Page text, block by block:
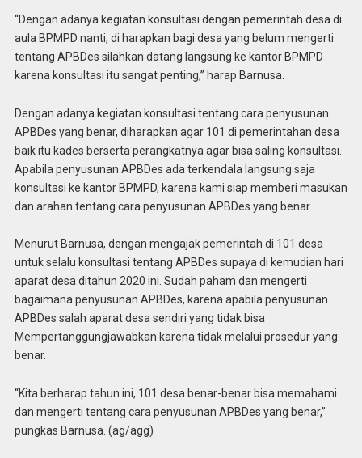
“Dengan adanya kegiatan konsultasi dengan pemerintah desa di
aula BPMPD nanti, di harapkan bagi desa yang belum mengerti
tentang APBDes silahkan datang langsung ke kantor BPMPD
karena konsultasi itu sangat penting,” harap Barnusa.
Dengan adanya kegiatan konsultasi tentang cara penyusunan
APBDes yang benar, diharapkan agar 101 di pemerintahan desa
baik itu kades berserta perangkatnya agar bisa saling konsultasi.
Apabila penyusunan APBDes ada terkendala langsung saja
konsultasi ke kantor BPMPD, karena kami siap memberi masukan
dan arahan tentang cara penyusunan APBDes yang benar.
Menurut Barnusa, dengan mengajak pemerintah di 101 desa
untuk selalu konsultasi tentang APBDes supaya di kemudian hari
aparat desa ditahun 2020 ini. Sudah paham dan mengerti
bagaimana penyusunan APBDes, karena apabila penyusunan
APBDes salah aparat desa sendiri yang tidak bisa
Mempertanggungjawabkan karena tidak melalui prosedur yang
benar.
“Kita berharap tahun ini, 101 desa benar-benar bisa memahami
dan mengerti tentang cara penyusunan APBDes yang benar,”
pungkas Barnusa. (ag/agg)